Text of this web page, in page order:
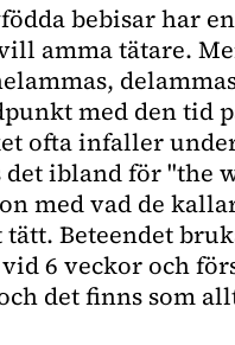
bebisar har
amma tätare.
med den tid
ofta infaller
det ibland för "the
med vad de
Beteendet
6 veckor och
det finns som